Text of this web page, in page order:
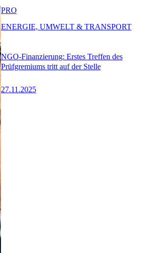
NGO-Finanzierung: Erstes Treffen des
Prüfgremiums tritt auf der Stelle
27.11.2025
PRO
ENERGIE, UMWELT & TRANSPORT